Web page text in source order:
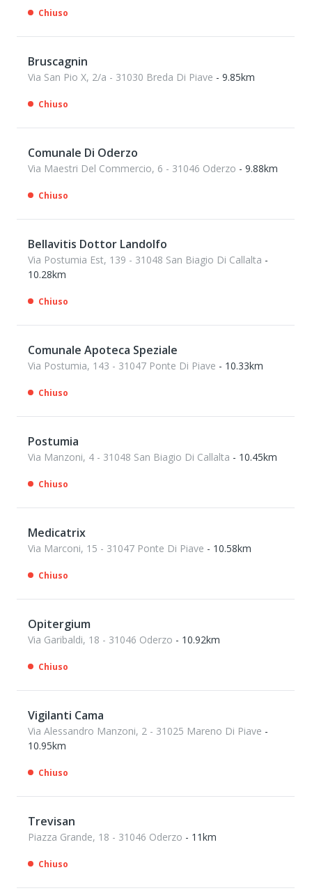
Chiuso
Bruscagnin
Via San Pio X, 2/a - 31030 Breda Di Piave - 9.85km
Chiuso
Comunale Di Oderzo
Via Maestri Del Commercio, 6 - 31046 Oderzo - 9.88km
Chiuso
Bellavitis Dottor Landolfo
Via Postumia Est, 139 - 31048 San Biagio Di Callalta -
10.28km
Chiuso
Comunale Apoteca Speziale
Via Postumia, 143 - 31047 Ponte Di Piave - 10.33km
Chiuso
Postumia
Via Manzoni, 4 - 31048 San Biagio Di Callalta - 10.45km
Chiuso
Medicatrix
Via Marconi, 15 - 31047 Ponte Di Piave - 10.58km
Chiuso
Opitergium
Via Garibaldi, 18 - 31046 Oderzo - 10.92km
Chiuso
Vigilanti Cama
Via Alessandro Manzoni, 2 - 31025 Mareno Di Piave -
10.95km
Chiuso
Trevisan
Piazza Grande, 18 - 31046 Oderzo - 11km
Chiuso